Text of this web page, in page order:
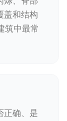
盖和结构
筑中最常
正确、是